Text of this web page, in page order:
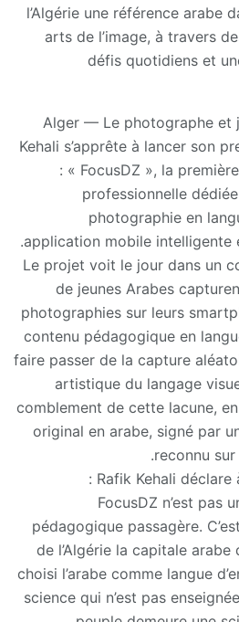
l’Algérie une référence arabe
arts de l’image, à travers
défis quotidiens et
Alger — Le photographe et
Kehali s’apprête à lancer son
: « FocusDZ », la
professionnelle
photographie en
application mobile intelligente
Le projet voit le jour dans un
de jeunes Arabes
photographies sur leurs
contenu pédagogique en
faire passer de la capture
artistique du langage
comblement de cette lacune,
original en arabe, signé par
reconnu
Rafik Kehali déclare
« FocusDZ n’est
pédagogique passagère.
de l’Algérie la capitale arabe
choisi l’arabe comme langue
science qui n’est pas